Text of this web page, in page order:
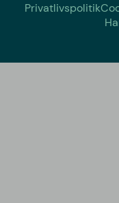
Privatlivspolitik